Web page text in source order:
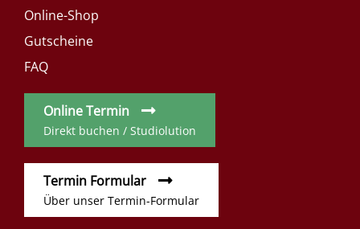
Online-Shop
Gutscheine
FAQ
Online Termin
Direkt buchen / Studiolution
Termin Formular
Über unser Termin-Formular